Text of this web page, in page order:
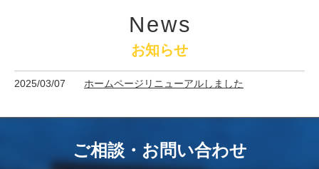
News
お知らせ
2025/03/07 ホームページリニューアルしました
ご相談・お問い合わせ